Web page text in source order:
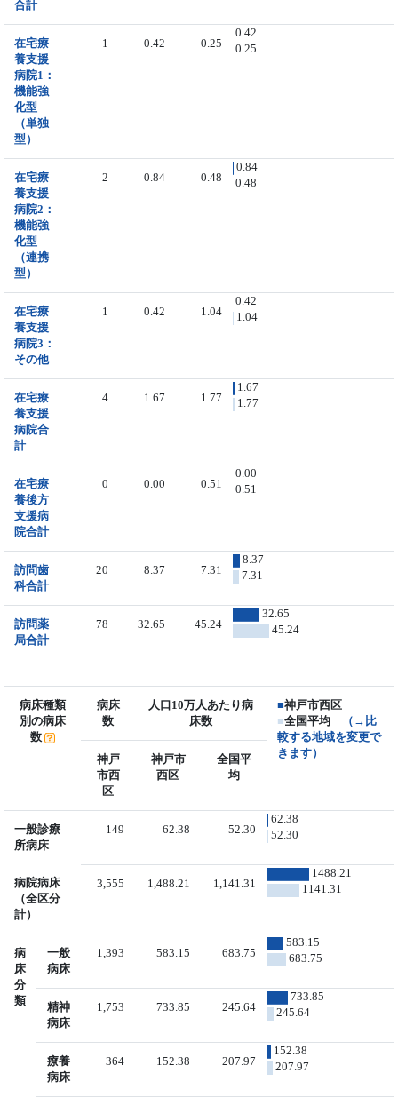
合計
在宅療
養支援
病院1：
機能強
化型
（単独
型）
1 0.42 0.25
0.42
0.25
在宅療
養支援
病院2：
機能強
化型
（連携
型）
2 0.84 0.48
0.84
0.48
在宅療
養支援
病院3：
その他
1 0.42 1.04
0.42
1.04
在宅療
養支援
病院合
計
4 1.67 1.77
1.67
1.77
在宅療
養後方
支援病
院合計
0 0.00 0.51
0.00
0.51
訪問歯
科合計
20 8.37 7.31
8.37
7.31
訪問薬
局合計
78 32.65 45.24
32.65
45.24
病床種類
別の病床
数
病床
数
人口10万人あたり病
床数
■神戸市西区
■全国平均
（→比
較する地域を変更で
きます）
神戸
市西
区
神戸市
西区
全国平
均
一般診療
所病床
149 62.38 52.30
62.38
52.30
病院病床
（全区分
計）
3,555 1,488.21 1,141.31
1488.21
1141.31
病
床
分
類
一般
病床
1,393 583.15 683.75
583.15
683.75
精神
病床
1,753 733.85 245.64
733.85
245.64
療養
病床
364 152.38 207.97
152.38
207.97